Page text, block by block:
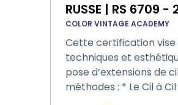
RUSSE | RS 6709
COLOR VINTAGE ACADEMY
Cette certification
techniques et
pose d’extensions de cils. Les apprenants maîtriseront les deux
méthodes : * Le Cil à Cil : Application d’une extension synthétique sur chaque cil